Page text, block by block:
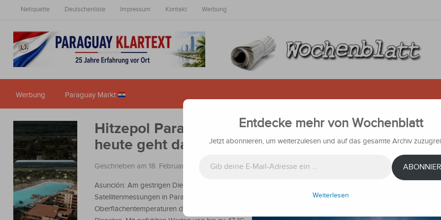
Netiquette Deutschenliste Impressum Kontakt Werbung
Werbung Paraguay Markt
Hitzepol Paraguay: Gestern der heißeste Ort der
heute geht das Schwitzen weiter
Geschrieben am 18. Februar 2026 inNachrichten
Asunción: Am gestrigen Dienstag verzeichneten
Satellitenmessungen in Paraguay die höchsten
Oberflächentemperaturen des gesamten
Entdecke mehr von Wochenblatt
Jetzt abonnieren, um weiterzulesen und auf das gesamte Archiv
Weiterlesen